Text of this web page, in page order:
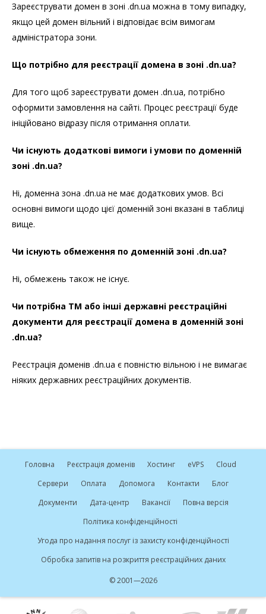
Зареєструвати домен в зоні .dn.ua можна в тому випадку,
якщо цей домен вільний і відповідає всім вимогам
адміністратора зони.
Що потрібно для реєстрації домена в зоні .dn.ua?
Для того щоб зареєструвати домен .dn.ua, потрібно
оформити замовлення на сайті. Процес реєстрації буде
ініційовано відразу після отримання оплати.
Чи існують додаткові вимоги і умови по доменній
зоні .dn.ua?
Ні, доменна зона .dn.ua не має додаткових умов. Всі
основні вимоги щодо цієї доменній зоні вказані в таблиці
вище.
Чи існують обмеження по доменній зоні .dn.ua?
Ні, обмежень також не існує.
Чи потрібна ТМ або інші державні реєстраційні
документи для реєстрації домена в доменній зоні
.dn.ua?
Реєстрація доменів .dn.ua є повністю вільною і не вимагає
ніяких державних реєстраційних документів.
Головна Реєстрація доменів Хостинг eVPS
Cloud
Сервери
Оплата Допомога Контакти
Блог
Документи
Дата-центр Вакансії
Повна версія
Політика конфіденційності
Угода про надання послуг із захисту конфіденційності
Обробка запитів на розкриття реєстраційних даних
© 2001—2026